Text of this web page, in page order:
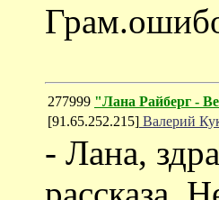
277999 "Лана Райберг -
[91.65.252.215] Валерий
- Лана,